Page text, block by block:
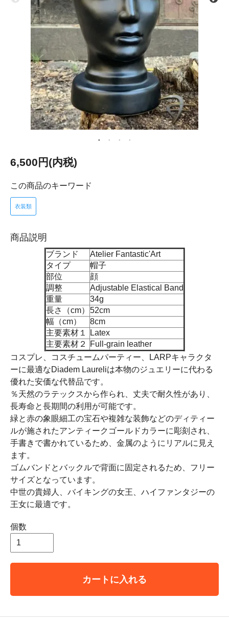
6,500円(内税)
この商品のキーワード
衣装類
商品説明
ブランド
Atelier Fantastic'Art
タイプ
帽子
部位
顔
調整
Adjustable Elastical Band
重量
34g
長さ（cm） 52cm
幅（cm）
8cm
主要素材１
Latex
主要素材２
Full-grain leather
コスプレ、コスチュームパーティー、LARPキャラクタ
ーに最適なDiadem Laureliは本物のジュエリーに代わる
優れた安価な代替品です。
％天然のラテックスから作られ、丈夫で耐久性があり、
長寿命と長期間の利用が可能です。
緑と赤の象眼細工の宝石や複雑な装飾などのディティー
ルが施されたアンティークゴールドカラーに彫刻され、
手書きで書かれているため、金属のようにリアルに見え
ます。
ゴムバンドとバックルで背面に固定されるため、フリー
サイズとなっています。
中世の貴婦人、バイキングの女王、ハイファンタジーの
王女に最適です。
個数
カートに入れる